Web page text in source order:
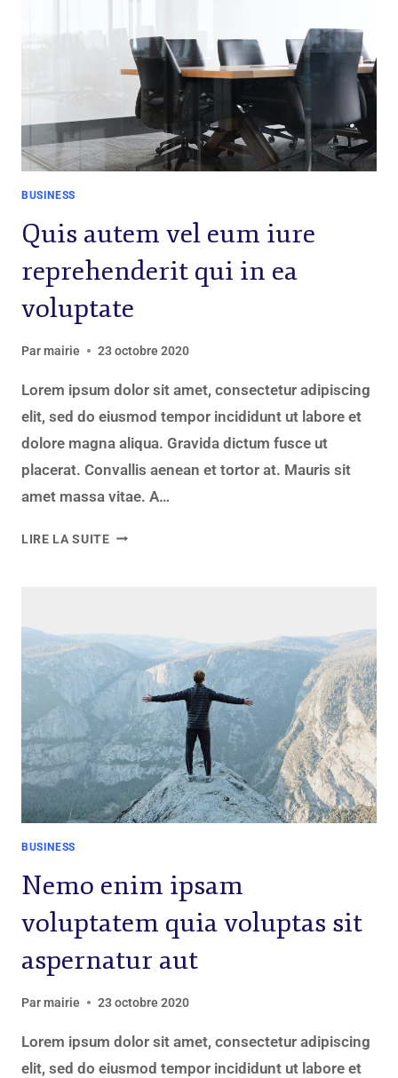
BUSINESS
Quis autem vel eum iure
reprehenderit qui in ea
voluptate
Parmairie 23 octobre 2020
Lorem ipsum dolor sit amet, consectetur adipiscing
elit, sed do eiusmod tempor incididunt ut labore et
dolore magna aliqua. Gravida dictum fusce ut
placerat. Convallis aenean et tortor at. Mauris sit
amet massa vitae. A…
LIRE LA SUITE
BUSINESS
Nemo enim ipsam
voluptatem quia voluptas sit
aspernatur aut
Parmairie 23 octobre 2020
Lorem ipsum dolor sit amet, consectetur adipiscing
elit, sed do eiusmod tempor incididunt ut labore et